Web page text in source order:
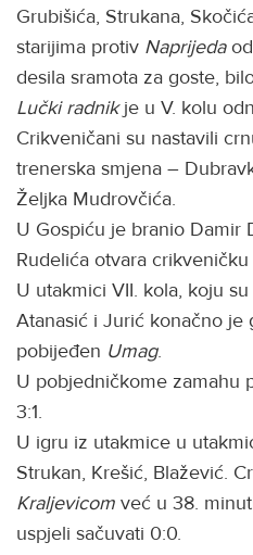
Grubišića, Strukana,
starijima protiv Naprijeda
desila sramota za goste,
Lučki radnikje u V. kolu
Crikveničani su nastavili
trenerska smjena –
Željka Mudrovčića.
U Gospiću je branio Damir
Rudelića otvara
U utakmici VII. kola, koju
Atanasić i Jurić konačno je
pobijeđen Umag.
U pobjedničkome zamahu
3:1.
U igru iz utakmice u
Strukan, Krešić, Blažević.
Kraljevicom već u 38.
uspjeli sačuvati 0:0.